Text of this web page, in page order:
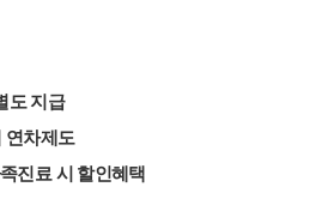
도 지급
연차제도
진료 시 할인혜택